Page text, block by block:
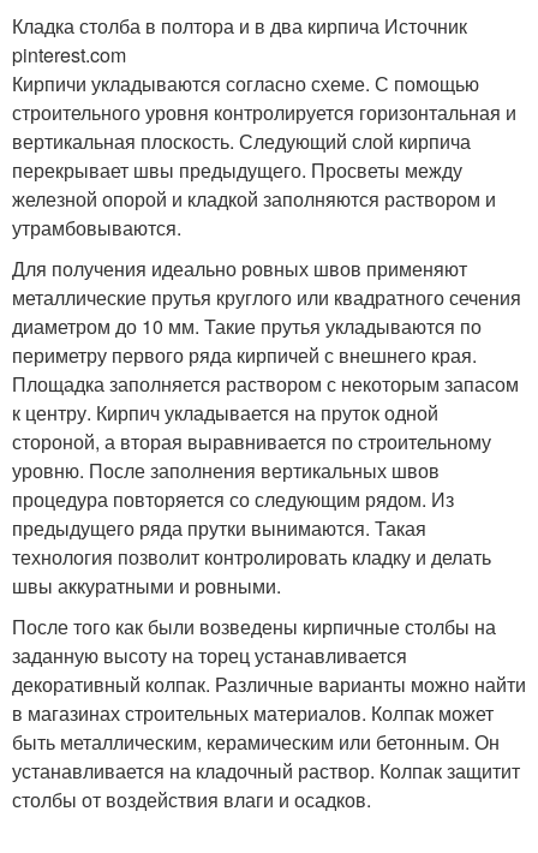
Кладка столба в полтора и в два кирпича Источник
pinterest.com
Кирпичи укладываются согласно схеме. С помощью
строительного уровня контролируется горизонтальная и
вертикальная плоскость. Следующий слой кирпича
перекрывает швы предыдущего. Просветы между
железной опорой и кладкой заполняются раствором и
утрамбовываются.
Для получения идеально ровных швов применяют
металлические прутья круглого или квадратного сечения
диаметром до 10 мм. Такие прутья укладываются по
периметру первого ряда кирпичей с внешнего края.
Площадка заполняется раствором с некоторым запасом
к центру. Кирпич укладывается на пруток одной
стороной, а вторая выравнивается по строительному
уровню. После заполнения вертикальных швов
процедура повторяется со следующим рядом. Из
предыдущего ряда прутки вынимаются. Такая
технология позволит контролировать кладку и делать
швы аккуратными и ровными.
После того как были возведены кирпичные столбы на
заданную высоту на торец устанавливается
декоративный колпак. Различные варианты можно найти
в магазинах строительных материалов. Колпак может
быть металлическим, керамическим или бетонным. Он
устанавливается на кладочный раствор. Колпак защитит
столбы от воздействия влаги и осадков.